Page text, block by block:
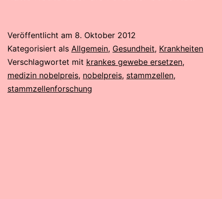
Veröffentlicht am 8. Oktober 2012
Kategorisiert als Allgemein, Gesundheit, Krankheiten
Verschlagwortet mit krankes gewebe ersetzen,
medizin nobelpreis, nobelpreis, stammzellen,
stammzellenforschung